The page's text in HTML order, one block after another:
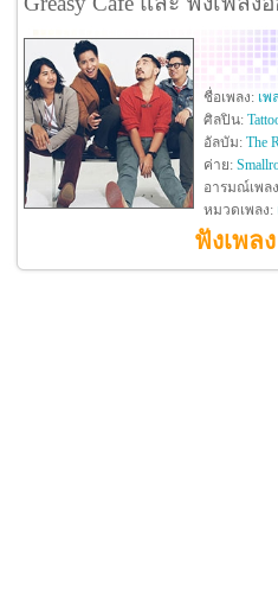
ชื่อเพลง: เพ
ศิลปิน:
อัลบัม: The
ค่าย:
อารมณ์เพล
หมวดเพลง:
ฟังเพล